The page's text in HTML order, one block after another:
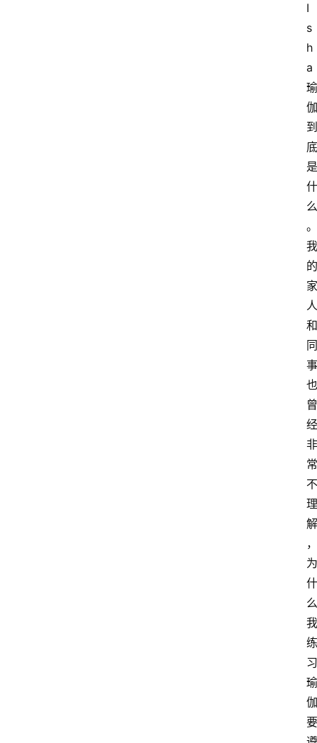
I
s
h
a
瑜
伽
到
底
是
什
么
。
我
的
家
人
和
同
事
也
曾
经
非
常
不
理
解
，
为
什
么
我
练
习
瑜
伽
要